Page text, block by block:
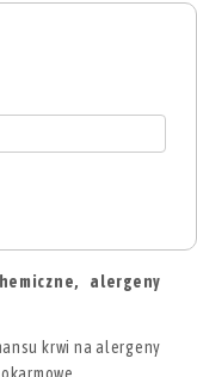
alergeny
krwi na alergeny